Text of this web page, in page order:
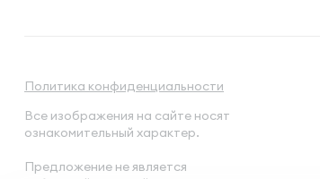
Политика конфиденциальности
Все изображения на сайте носят
ознакомительный характер.
Предложение не является